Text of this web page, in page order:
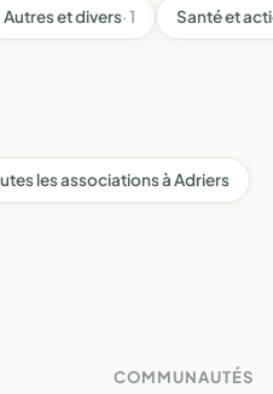
Autres et divers· 1 Santé et
les associations à Adriers
COMMUNAUTÉS